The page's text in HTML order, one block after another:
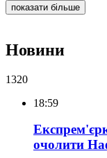
показати більше
Новини
1320
18:59
очолити